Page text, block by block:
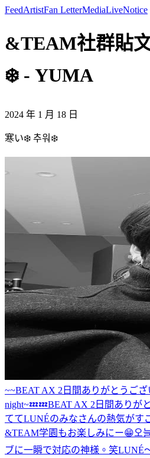
FeedArtistFan LetterMediaLiveNotice
&TEAM社群貼
❄️ - YUMA
2024 年 1 月 18 日
寒い❄️ 추워❄️
~~BEAT AX 2日間ありがとうござ
night~💤💤BEAT AX 2日間ありが
ててLUNÉのみなさんの熱気がす
&TEAM学園もお楽しみにー😁오
ブに一瞬で対応の神様。笑LUNÉ